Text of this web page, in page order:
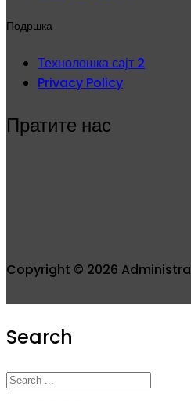
Подршка
Технолошка сајт 2
Privacy Policy
Пратите нас
Copyright © 2026
Search